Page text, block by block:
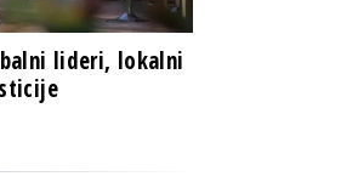
lideri, lokalni